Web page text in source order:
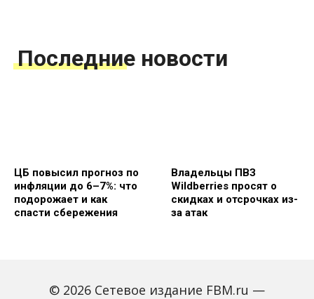
Последние новости
ЦБ повысил прогноз по
инфляции до 6–7%: что
подорожает и как
спасти сбережения
Владельцы ПВЗ
Wildberries просят о
скидках и отсрочках из-
за атак
© 2026 Сетевое издание FBM.ru —